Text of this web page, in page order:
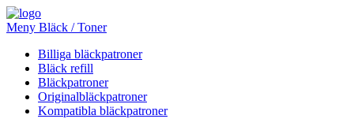
Meny Bläck / Toner
Billiga bläckpatroner
Bläck refill
Bläckpatroner
Originalbläckpatroner
Kompatibla bläckpatroner